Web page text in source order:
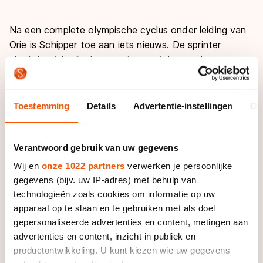
Toestemming Details Advertentie-instellingen
Verantwoord gebruik van uw gegevens
Wij en onze 1022 partners verwerken je persoonlijke
gegevens (bijv. uw IP-adres) met behulp van
technologieën zoals cookies om informatie op uw
apparaat op te slaan en te gebruiken met als doel
gepersonaliseerde advertenties en content, metingen aan
advertenties en content, inzicht in publiek en
productontwikkeling. U kunt kiezen wie uw gegevens
Na een complete olympische cyclus onder leiding van
Orie is Schipper toe aan iets nieuws. De sprinter
plaatste zich afgelopen seizoen niet voor de
Winterspelen, maar hoopt bij Gerard van Velde wel
naar dat niveau te groeien. "Dat is wellicht de plek om
de stap naar de wereldtop te zetten."
eenvoudig, want het betekent ook een sprong in het
onbekende, legt Schipper uit. "Het blijft altijd
spannend, zoiets. Maar ik denk dat het een hele
mooie nieuwe kans is."
Dinsdag vertrekt Schipper al op trainingskamp met zijn
nieuwe ploeg naar Mallorca. "We gaan meteen goed
aan de slag. Ik heb er zin in."